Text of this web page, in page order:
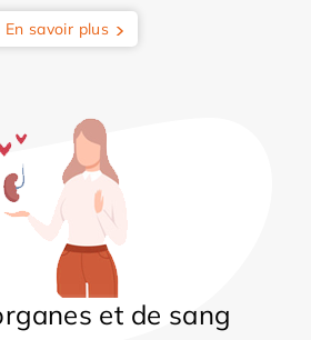
En savoir plus
et de sang